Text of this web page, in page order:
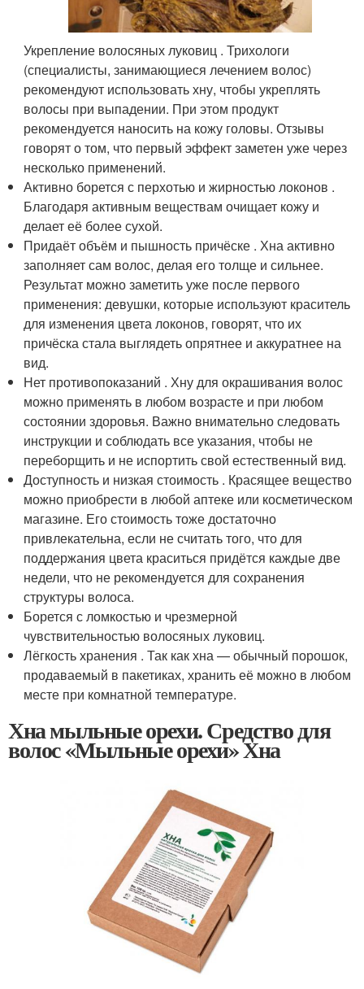
Укрепление волосяных луковиц . Трихологи
(специалисты, занимающиеся лечением волос)
рекомендуют использовать хну, чтобы укреплять
волосы при выпадении. При этом продукт
рекомендуется наносить на кожу головы. Отзывы
говорят о том, что первый эффект заметен уже через
несколько применений.
Активно борется с перхотью и жирностью локонов .
Благодаря активным веществам очищает кожу и
делает её более сухой.
Придаёт объём и пышность причёске . Хна активно
заполняет сам волос, делая его толще и сильнее.
Результат можно заметить уже после первого
применения: девушки, которые используют краситель
для изменения цвета локонов, говорят, что их
причёска стала выглядеть опрятнее и аккуратнее на
вид.
Нет противопоказаний . Хну для окрашивания волос
можно применять в любом возрасте и при любом
состоянии здоровья. Важно внимательно следовать
инструкции и соблюдать все указания, чтобы не
переборщить и не испортить свой естественный вид.
Доступность и низкая стоимость . Красящее вещество
можно приобрести в любой аптеке или косметическом
магазине. Его стоимость тоже достаточно
привлекательна, если не считать того, что для
поддержания цвета краситься придётся каждые две
недели, что не рекомендуется для сохранения
структуры волоса.
Борется с ломкостью и чрезмерной
чувствительностью волосяных луковиц.
Лёгкость хранения . Так как хна — обычный порошок,
продаваемый в пакетиках, хранить её можно в любом
месте при комнатной температуре.
Хна мыльные орехи. Средство для
волос «Мыльные орехи» Хна